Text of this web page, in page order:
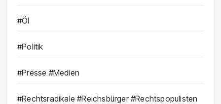
#Öl
#Politik
#Presse #Medien
#Rechtsradikale #Reichsbürger #Rechtspopulisten